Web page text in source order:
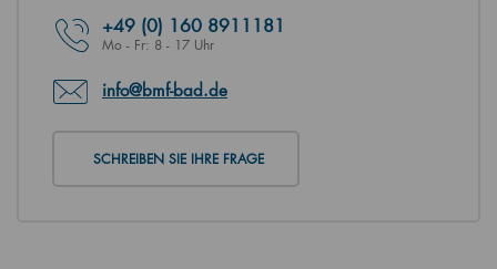
+49 (0) 160 8911181
Mo - Fr: 8 - 17 Uhr
info@bmf-bad.de
SCHREIBEN SIE IHRE FRAGE